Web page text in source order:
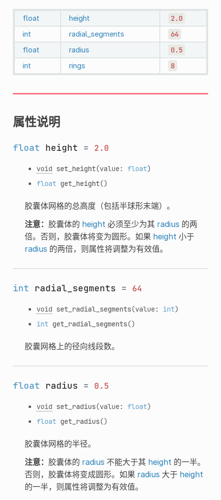
float height 2.0
int radial_segments 64
float radius 0.5
int rings 8
属性说明
float height = 2.0
void set_height(value: float)
float get_height()
胶囊体网格的总高度（包括半球形末端）。
注意： 胶囊体的 height 必须至少为其 radius 的两
倍。否则，胶囊体将变为圆形。如果 height 小于
radius 的两倍，则属性将调整为有效值。
int radial_segments = 64
void set_radial_segments(value: int)
int get_radial_segments()
胶囊网格上的径向线段数。
float radius = 0.5
void set_radius(value: float)
float get_radius()
胶囊体网格的半径。
注意： 胶囊体的 radius 不能大于其 height 的一半。
否则，胶囊体将变成圆形。如果 radius 大于 height
的一半，则属性将调整为有效值。